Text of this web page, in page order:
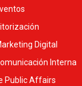
Digital
Interna
Public Affairs